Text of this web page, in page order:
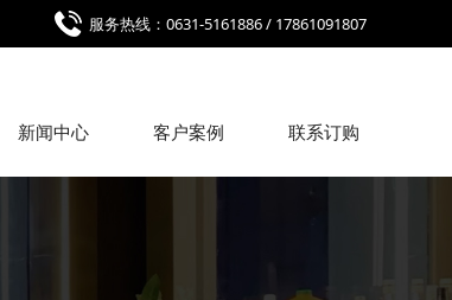
服务热线：0631-5161886 / 17861091807
新闻中心 客户案例 联系订购